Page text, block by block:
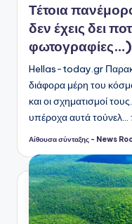
Τέτοια
δεν έχεις δει
φωτογραφίες…)
Hellas-today.gr
διάφορα μέρη του
και οι σχηματισμοί
υπέροχα αυτά
Συγγραφέας:
Αίθουσα σύνταξης - News